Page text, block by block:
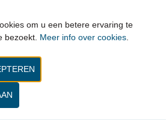
2027 van 10.00 - 18.00
maart 2027 van 10.00 - 22.00
Locatie
C - Romeinsesteenweg
1853 Brussel
om u een betere ervaring te
bezoekt. Meer info over cookies